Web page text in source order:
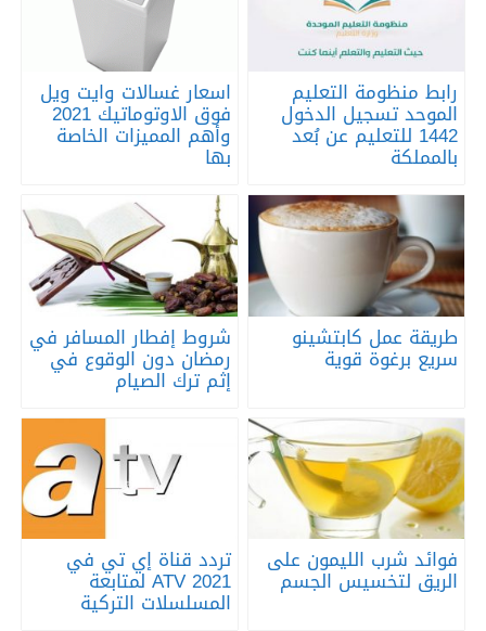
رابط منظومة التعليم
الموحد تسجيل الدخول
1442 للتعليم عن بُعد
بالمملكة
اسعار غسالات وايت ويل
فوق الاوتوماتيك 2021
وأهم المميزات الخاصة
بها
طريقة عمل كابتشينو
سريع برغوة قوية
شروط إفطار المسافر في
رمضان دون الوقوع في
إثم ترك الصيام
فوائد شرب الليمون على
الريق لتخسيس الجسم
تردد قناة إي تي في
ATV 2021 لمتابعة
المسلسلات التركية